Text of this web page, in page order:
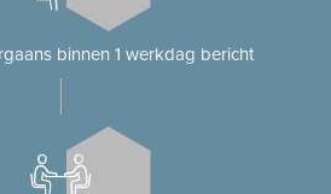
binnen 1 werkdag bericht